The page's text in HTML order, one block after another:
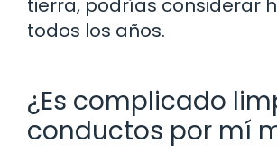
tierra, podrías considerar
todos los años.
¿Es complicado
conductos por mí